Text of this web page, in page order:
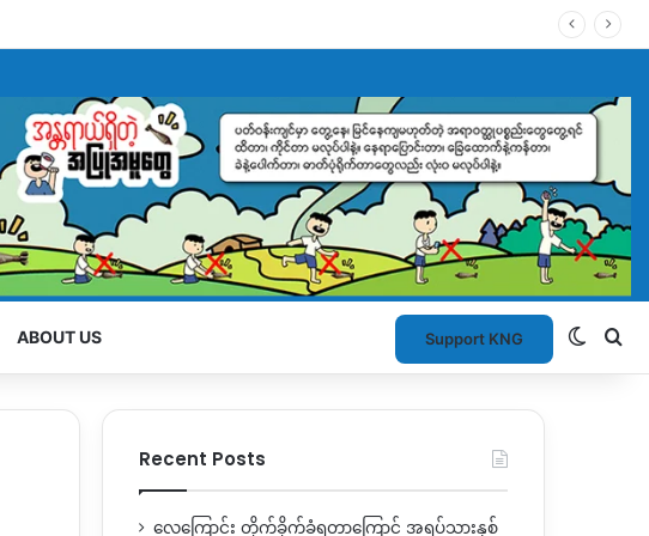
ABOUT US Support KNG
Recent Posts
လေကြောင်း တိုက်ခိုက်ခံရတာကြောင့် အရပ်သားနှစ်